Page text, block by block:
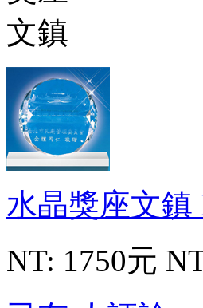
水晶獎座文鎮
NT: 1750元